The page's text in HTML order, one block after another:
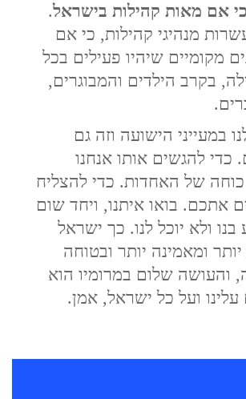
אם מאות קהילות בישראל.
מנהיגי קהילות, כי אם
מקומיים שיהיו פעילים בכל
בקרב הילדים והמבוגרים,
במעייני הישועה וזה גם
כדי להגשים אותו אנחנו
של האחדות. כדי להצליח
אתכם. בואו איתנו, ויחד שום
בנו ולא יוכל לנו. כך ישראל
ומאמינה יותר ובטוחה
והעושה שלום במרומיו הוא
ועל כל ישראל, אמן.